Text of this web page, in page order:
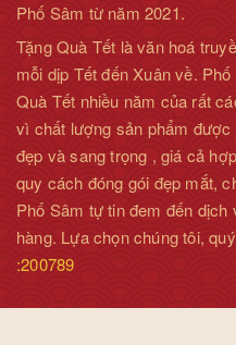
Phố Sâm từ năm 2021.
Tặng Quà Tết là văn hoá
mỗi dịp Tết đến Xuân về.
Quà Tết nhiều năm của rất
vì chất lượng sản phẩm
đẹp và sang trọng , giá cả
quy cách đóng gói đẹp mắt,
Phố Sâm tự tin đem đến
hàng. Lựa chọn chúng tôi,
:200789